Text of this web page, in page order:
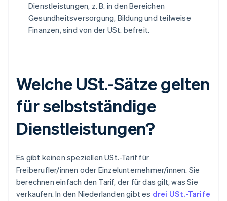
Dienstleistungen, z. B. in den Bereichen
Gesundheitsversorgung, Bildung und teilweise
Finanzen, sind von der USt. befreit.
Welche USt.-Sätze gelten
für selbstständige
Dienstleistungen?
Es gibt keinen speziellen USt.-Tarif für
Freiberufler/innen oder Einzelunternehmer/innen. Sie
berechnen einfach den Tarif, der für das gilt, was Sie
verkaufen. In den Niederlanden gibt es drei USt.-Tarife